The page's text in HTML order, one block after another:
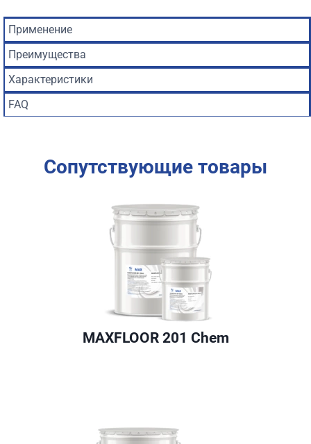
Применение
Преимущества
Характеристики
FAQ
Сопутствующие товары
MAXFLOOR 201 Chem